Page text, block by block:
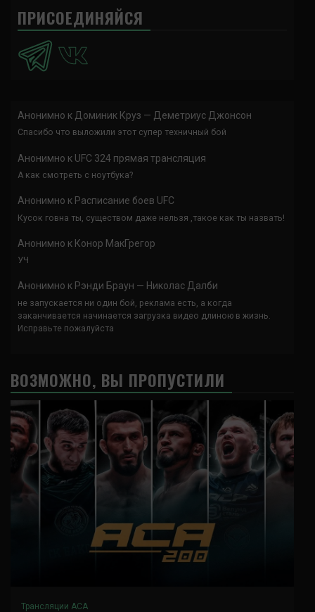
ПРИСОЕДИНЯЙСЯ
Анонимно к Доминик Круз — Деметриус Джонсон
Спасибо что выложили этот супер техничный бой
Анонимно к UFC 324 прямая трансляция
А как смотреть с ноутбука?
Анонимно к Расписание боев UFC
Кусок говна ты, существом даже нельзя ,такое как ты назвать!
Анонимно к Конор МакГрегор
УЧ
Анонимно к Рэнди Браун — Николас Далби
не запускается ни один бой, реклама есть, а когда
заканчивается начинается загрузка видео длиною в жизнь.
Исправьте пожалуйста
ВОЗМОЖНО, ВЫ ПРОПУСТИЛИ
Трансляции ACA